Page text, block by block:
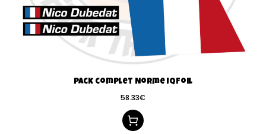
Pack complet Norme IQFoil
58.33€